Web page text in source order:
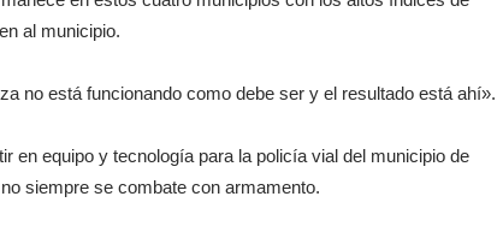
al municipio.
no está funcionando como debe ser y el resultado está ahí».
en equipo y tecnología para la policía vial del municipio de
siempre se combate con armamento.